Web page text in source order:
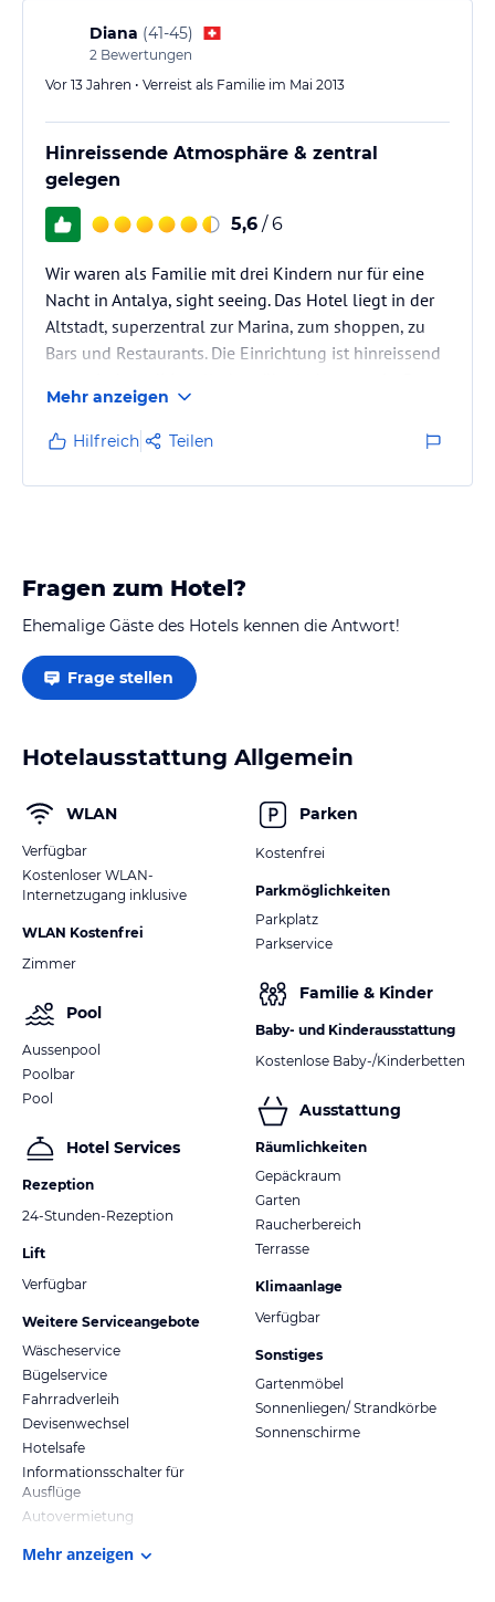
Klasse.
Bis bald Atelya-Team
Diana (41-45)
2 Bewertungen
Vor 13 Jahren • Verreist als Familie im Mai 2013
Hinreissende Atmosphäre & zentral
gelegen
5,6 / 6
Wir waren als Familie mit drei Kindern nur für eine
Nacht in Antalya, sight seeing. Das Hotel liegt in der
Altstadt, superzentral zur Marina, zum shoppen, zu
Bars und Restaurants. Die Einrichtung ist hinreissend
Personal ist sehr freundlich, hilfsbereit und
sprachlich fit. Der Innenhof lädt zum Verweilen bei
Chai oder Raki ein, der Pool ist nicht riesig aber
sauber und sehr gut für einen kleinen Abkühl Trip in
Mehr anzeigen
Hilfreich Teilen
Fragen zum Hotel?
Ehemalige Gäste des Hotels kennen die Antwort!
Frage stellen
Hotelausstattung Allgemein
WLAN
Verfügbar
Kostenloser WLAN-
Internetzugang inklusive
WLAN Kostenfrei
Zimmer
Pool
Aussenpool
Poolbar
Pool
Hotel Services
Rezeption
24-Stunden-Rezeption
Lift
Verfügbar
Weitere Serviceangebote
Wäscheservice
Bügelservice
Fahrradverleih
Devisenwechsel
Hotelsafe
Informationsschalter für
Ausflüge
Autovermietung
Parken
Kostenfrei
Parkmöglichkeiten
Parkplatz
Parkservice
Familie & Kinder
Baby- und Kinderausstattung
Kostenlose Baby-/Kinderbetten
Ausstattung
Räumlichkeiten
Gepäckraum
Garten
Raucherbereich
Terrasse
Klimaanlage
Verfügbar
Sonstiges
Gartenmöbel
Sonnenliegen/ Strandkörbe
Sonnenschirme
Mehr anzeigen